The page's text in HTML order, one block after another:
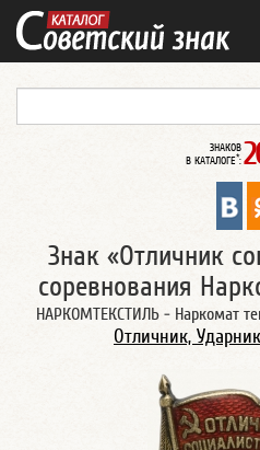
ЗНАКОВ
В КАТАЛОГЕ*:
Знак «Отличник
соревнования
НАРКОМТЕКСТИЛЬ - Наркомат
Отличник,